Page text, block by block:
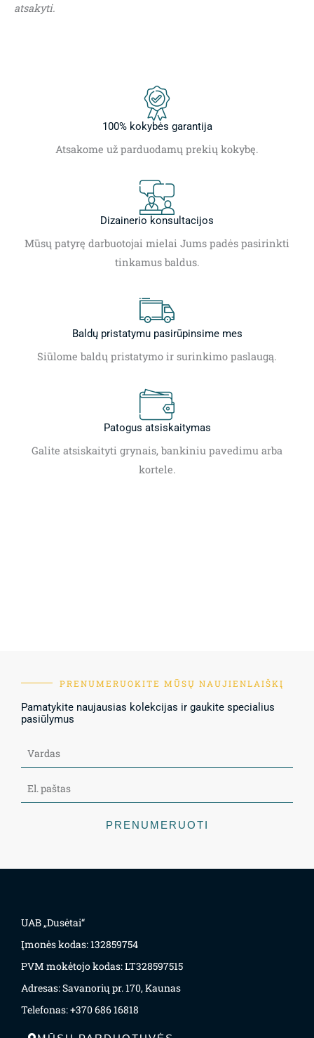
atsakyti.
100% kokybės garantija
Atsakome už parduodamų prekių kokybę.
Dizainerio konsultacijos
Mūsų patyrę darbuotojai mielai Jums padės pasirinkti
tinkamus baldus.
Baldų pristatymu pasirūpinsime mes
Siūlome baldų pristatymo ir surinkimo paslaugą.
Patogus atsiskaitymas
Galite atsiskaityti grynais, bankiniu pavedimu arba
kortele.
PRENUMERUOKITE MŪSŲ NAUJIENLAIŠKĮ
Pamatykite naujausias kolekcijas ir gaukite specialius
pasiūlymus
PRENUMERUOTI
UAB „Dusėtai“
Įmonės kodas: 132859754
PVM mokėtojo kodas: LT328597515
Adresas: Savanorių pr. 170, Kaunas
Telefonas: +370 686 16818